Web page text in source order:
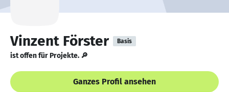
Vinzent Förster Basis
ist offen für Projekte. 🔎
Ganzes Profil ansehen